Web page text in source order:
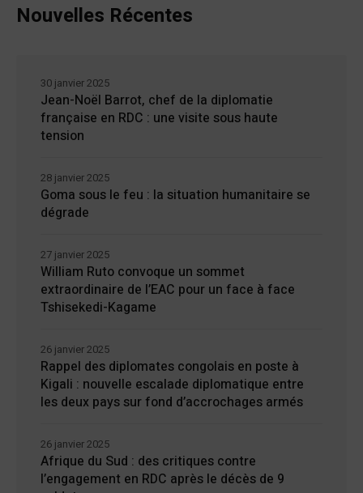
Nouvelles Récentes
Jean-Noël Barrot, chef de la diplomatie
française en RDC : une visite sous haute
tension
30 janvier 2025
Goma sous le feu : la situation humanitaire se
dégrade
28 janvier 2025
William Ruto convoque un sommet
extraordinaire de l’EAC pour un face à face
Tshisekedi-Kagame
27 janvier 2025
Rappel des diplomates congolais en poste à
Kigali : nouvelle escalade diplomatique entre
les deux pays sur fond d’accrochages armés
26 janvier 2025
Afrique du Sud : des critiques contre
l’engagement en RDC après le décès de 9
26 janvier 2025